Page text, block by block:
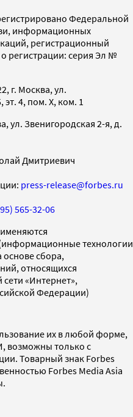
Федеральной
информационных
регистрационный
регистрации: серия Эл №
г. Москва, ул.
эт. 4, пом. X, ком. 1
ул. Звенигородская 2-я, д.
Дмитриевич
press-release@forbes.ru
565-32-06
технологии
сбора,
относящихся
«Интернет»,
Федерации)
их в любой форме,
возможны только с
Товарный знак Forbes
Forbes Media Asia